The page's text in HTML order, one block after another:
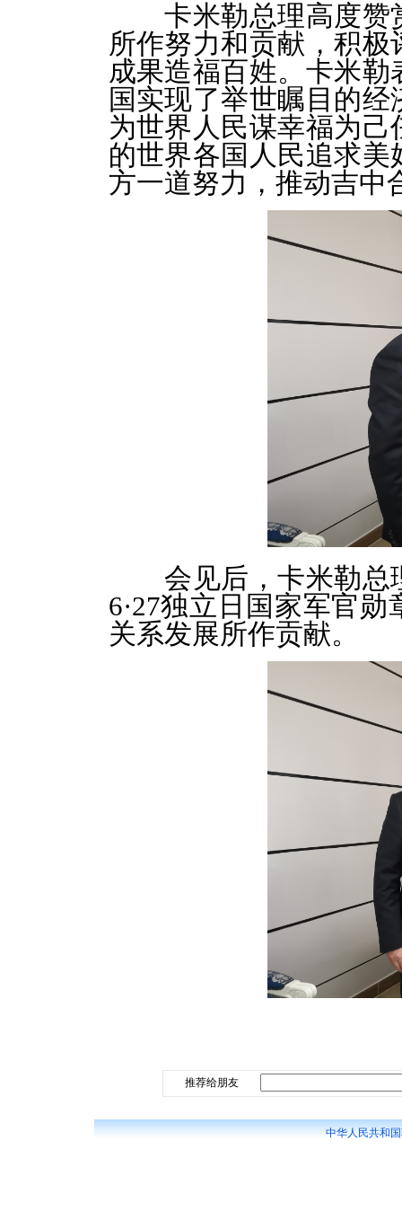
卡米勒总理高度赞
所作努力和贡献，积
成果造福百姓。卡米
国实现了举世瞩目的
为世界人民谋幸福为
的世界各国人民追求
方一道努力，推动吉中
会见后，卡米勒总
6·27独立日国家军官
关系发展所作贡献。
推荐给朋友
中华人民共和